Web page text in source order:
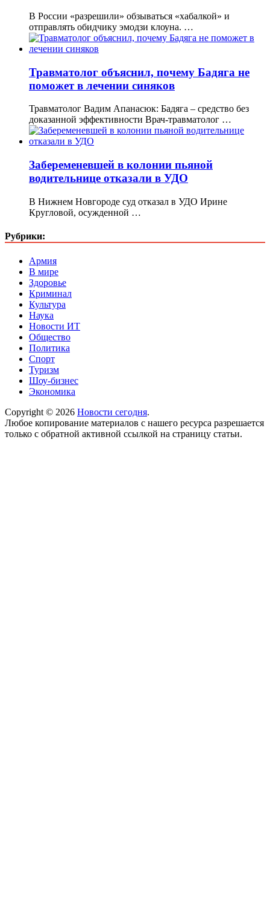
В России «разрешили» обзываться «хабалкой» и
отправлять обидчику эмодзи клоуна. …
Травматолог объяснил, почему Бадяга не
поможет в лечении синяков
Травматолог Вадим Апанасюк: Бадяга – средство без
доказанной эффективности Врач-травматолог …
Забеременевшей в колонии пьяной
водительнице отказали в УДО
В Нижнем Новгороде суд отказал в УДО Ирине
Кругловой, осужденной …
Рубрики:
Армия
В мире
Здоровье
Криминал
Культура
Наука
Новости ИТ
Общество
Политика
Спорт
Туризм
Шоу-бизнес
Экономика
Copyright © 2026 Новости сегодня.
Любое копирование материалов с нашего ресурса разрешается
только с обратной активной ссылкой на страницу статьи.